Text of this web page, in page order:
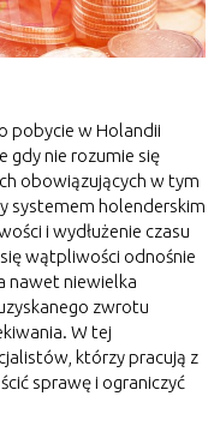
pobycie w Holandii
gdy nie rozumie się
obowiązujących w tym
systemem holenderskim
i wydłużenie czasu
wątpliwości odnośnie
nawet niewielka
zwrotu
W tej
którzy pracują z
sprawę i ograniczyć